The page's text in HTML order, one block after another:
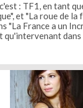
: TF1, en tant
et "La roue de la
"La France a un
qu'intervenant